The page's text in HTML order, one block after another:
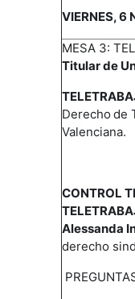
VIERNES, 6
MESA 3:
Titular de
Derecho de
Valenciana.
CONTROL
Alessanda
derecho